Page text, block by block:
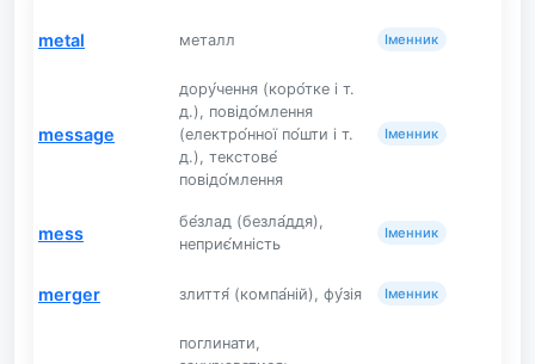
metal металл Іменник
message
дору́чення (коро́тке і т.
д.), повідо́млення
(електро́нної по́шти і т.
д.), текстове́
повідо́млення
Іменник
mess
бе́злад (безла́ддя),
неприє́мність
Іменник
merger злиття́ (компа́ній), фу́зія Іменник
поглинати,